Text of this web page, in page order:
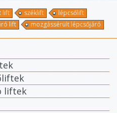
lift széklift
lépcsőlift
lift mozgássérült lépcsőjáró
liftek